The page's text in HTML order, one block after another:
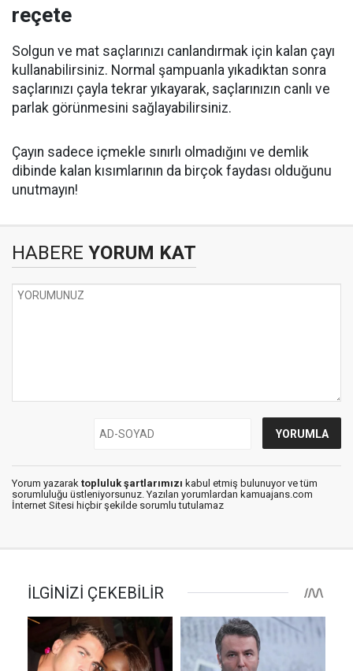
reçete
Solgun ve mat saçlarınızı canlandırmak için kalan çayı
kullanabilirsiniz. Normal şampuanla yıkadıktan sonra
saçlarınızı çayla tekrar yıkayarak, saçlarınızın canlı ve
parlak görünmesini sağlayabilirsiniz.
Çayın sadece içmekle sınırlı olmadığını ve demlik
dibinde kalan kısımlarının da birçok faydası olduğunu
unutmayın!
HABERE YORUM KAT
Yorum yazarak topluluk şartlarımızı kabul etmiş bulunuyor ve tüm
sorumluluğu üstleniyorsunuz. Yazılan yorumlardan kamuajans.com
İnternet Sitesi hiçbir şekilde sorumlu tutulamaz